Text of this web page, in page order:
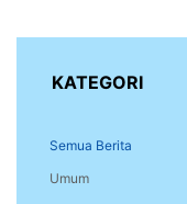
KATEGORI
Semua Berita
Umum